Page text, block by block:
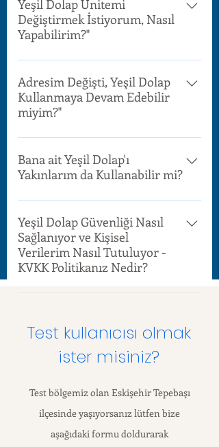
olduğunu da web sitemizdeki dolap
lokasyonları haritamızdan bakarak
öğrenebilirsiniz.
ilettiğinizde tüm kayıtlarınız kalıcı
olarak silinir.
Yeşil Dolap Ünitemi
Değiştirmek İstiyorum, Nasıl
Yapabilirim?"
Eğer bulunduğunuz adreste müsait
başka ünite varsa çağrı merkezimiz
aracılığı ile bunu öğrenebilir,
talebiniz doğrultusunda uygun
Adresim Değişti, Yeşil Dolap
Kullanmaya Devam Edebilir
miyim?"
Yeni adresinizde Yeşil Dolap hizmeti
mevcutsa kaydınızı oradaki üniteye
aldırabilirsiniz. Ancak yeni
Bana ait Yeşil Dolap'ı
Yakınlarım da Kullanabilir mi?
Yeşil Dolap hane halkı için ortak
kullanılabilmektedir. Ancak farklı
lokasyondaki yakınlarınız
kullanamazlar.
Yeşil Dolap Güvenliği Nasıl
Sağlanıyor ve Kişisel
Verilerim Nasıl Tutuluyor -
KVKK Politikanız Nedir?
Kişisel Verileri Koruma Kurumu,
hükümlere göre saklanmakta ve
yerine getirilmektedir. Aydınlatma
Metnimizi web sitemizde
bulabilirsiniz.
Test kullanıcısı olmak
ister misiniz?
Test bölgemiz olan Eskişehir Tepebaşı
ilçesinde yaşıyorsanız lütfen bize
aşağıdaki formu doldurarak